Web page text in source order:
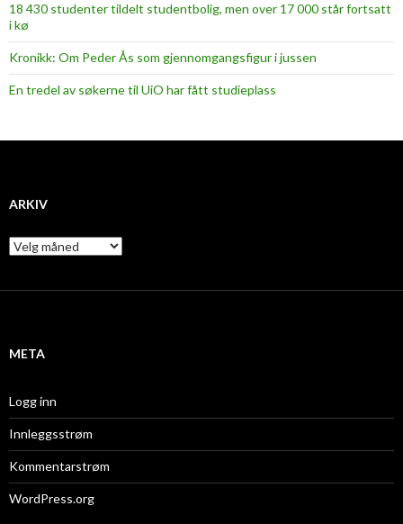
18 430 studenter tildelt studentbolig, men over 17 000 står fortsatt
i kø
Kronikk: Om Peder Ås som gjennomgangsfigur i jussen
En tredel av søkerne til UiO har fått studieplass
ARKIV
A
r
i
META
Logg inn
Innleggsstrøm
Kommentarstrøm
WordPress.org